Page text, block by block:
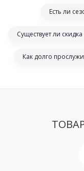
Есть ли
Существует ли
Как долго